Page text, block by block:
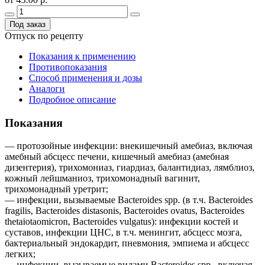
Под заказ
Отпуск по рецепту
Показания к применению
Противопоказания
Способ применения и дозы
Аналоги
Подробное описание
Показания
— протозойные инфекции: внекишечный амебиаз, включая
амебный абсцесс печени, кишечный амебиаз (амебная
дизентерия), трихомониаз, гиардиаз, балантидиаз, лямблиоз,
кожный лейшманиоз, трихомонадный вагинит,
трихомонадный уретрит;
— инфекции, вызываемые Bacteroides spp. (в т.ч. Bacteroides
fragilis, Bacteroides distasonis, Bacteroides ovatus, Bacteroides
thetaiotaomicron, Bacteroides vulgatus): инфекции костей и
суставов, инфекции ЦНС, в т.ч. менингит, абсцесс мозга,
бактериальный эндокардит, пневмония, эмпиема и абсцесс
легких;